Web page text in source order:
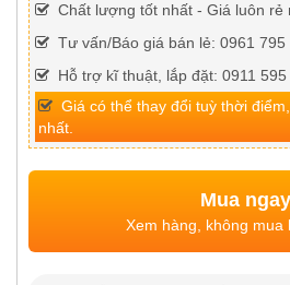
Chất lượng tốt nhất - Giá luôn rẻ
Tư vấn/Báo giá bán lẻ: 0961
Hỗ trợ kĩ thuật, lắp đặt: 0911
Giá có thể thay đổi tuỳ thời
nhất.
Mua ngay
Xem hàng, không mua